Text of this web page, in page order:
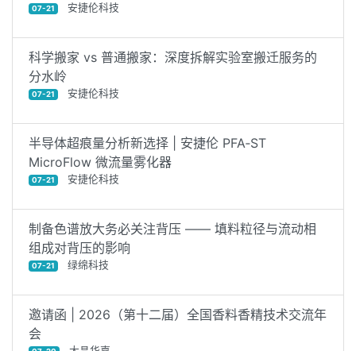
07-21 安捷伦科技
科学搬家 vs 普通搬家：深度拆解实验室搬迁服务的
分水岭
07-21 安捷伦科技
半导体超痕量分析新选择 | 安捷伦 PFA‑ST
MicroFlow 微流量雾化器
07-21 安捷伦科技
制备色谱放大务必关注背压 —— 填料粒径与流动相
组成对背压的影响
07-21 绿绵科技
邀请函 | 2026（第十二届）全国香料香精技术交流年
会